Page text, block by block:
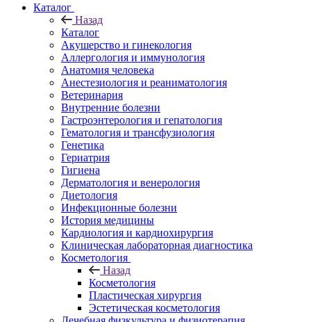
Каталог
Назад
Каталог
Акушерство и гинекология
Аллергология и иммунология
Анатомия человека
Анестезиология и реаниматология
Ветеринария
Внутренние болезни
Гастроэнтерология и гепатология
Гематология и трансфузиология
Генетика
Гериатрия
Гигиена
Дерматология и венерология
Диетология
Инфекционные болезни
История медицины
Кардиология и кардиохирургия
Клиническая лабораторная диагностика
Косметология
Назад
Косметология
Пластическая хирургия
Эстетическая косметология